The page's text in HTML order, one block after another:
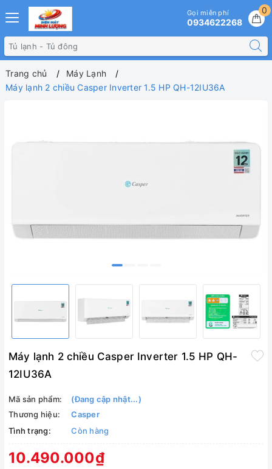
0
Gọi miễn phí
0934622268
Trang chủ
Máy Lạnh
Máy lạnh 2 chiều Casper Inverter 1.5 HP QH-12IU36A
Máy lạnh 2 chiều Casper Inverter 1.5 HP QH-
12IU36A
Mã sản phẩm:
(Đang cập nhật...)
Thương hiệu:
Casper
Tình trạng:
Còn hàng
10.490.000₫